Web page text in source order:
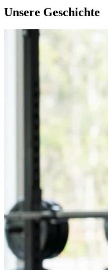
Unsere Geschichte